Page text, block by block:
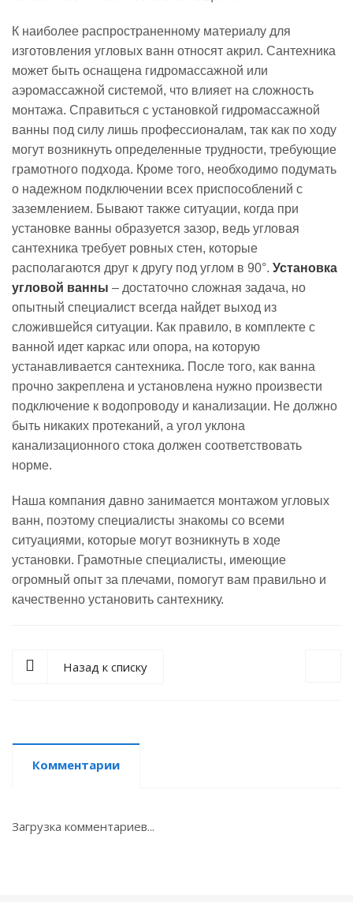
К наиболее распространенному материалу для
изготовления угловых ванн относят акрил. Сантехника
может быть оснащена гидромассажной или
аэромассажной системой, что влияет на сложность
монтажа. Справиться с установкой гидромассажной
ванны под силу лишь профессионалам, так как по ходу
могут возникнуть определенные трудности, требующие
грамотного подхода. Кроме того, необходимо подумать
о надежном подключении всех приспособлений с
заземлением. Бывают также ситуации, когда при
установке ванны образуется зазор, ведь угловая
сантехника требует ровных стен, которые
располагаются друг к другу под углом в 90°. Установка
угловой ванны – достаточно сложная задача, но
опытный специалист всегда найдет выход из
сложившейся ситуации. Как правило, в комплекте с
ванной идет каркас или опора, на которую
устанавливается сантехника. После того, как ванна
прочно закреплена и установлена нужно произвести
подключение к водопроводу и канализации. Не должно
быть никаких протеканий, а угол уклона
канализационного стока должен соответствовать
норме.
Наша компания давно занимается монтажом угловых
ванн, поэтому специалисты знакомы со всеми
ситуациями, которые могут возникнуть в ходе
установки. Грамотные специалисты, имеющие
огромный опыт за плечами, помогут вам правильно и
качественно установить сантехнику.
Назад к списку
Комментарии
Загрузка комментариев...